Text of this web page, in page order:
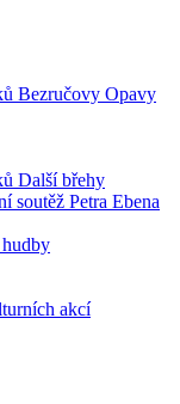
Bezručovy Opavy
Další břehy
soutěž Petra Ebena
akcí